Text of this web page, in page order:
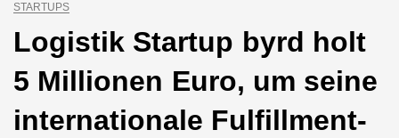
STARTUPS
Logistik Startup byrd holt
5 Millionen Euro, um seine
internationale Fulfillment-